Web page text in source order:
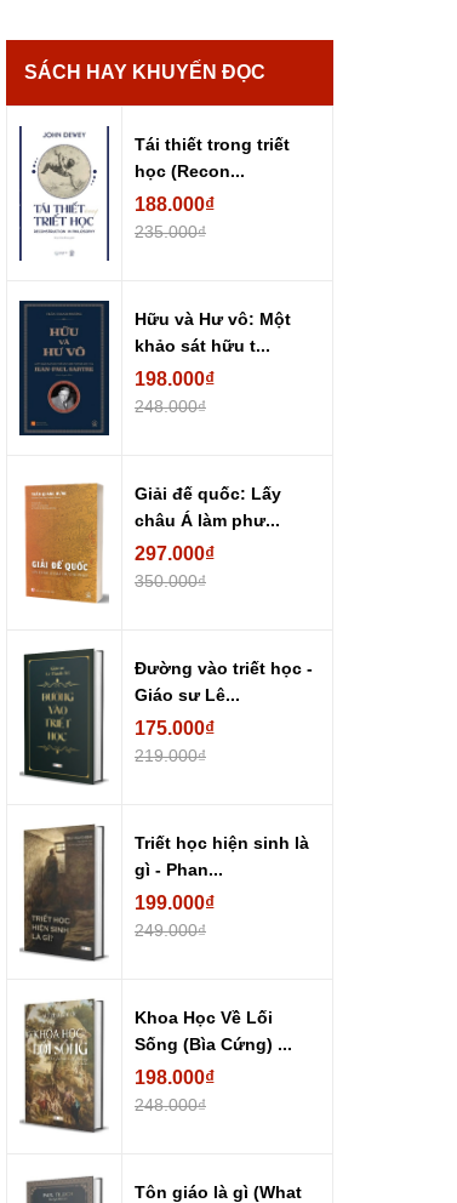
SÁCH HAY KHUYẾN ĐỌC
Tái thiết trong triết
học (Recon...
188.000₫
235.000₫
Hữu và Hư vô: Một
khảo sát hữu t...
198.000₫
248.000₫
Giải đế quốc: Lấy
châu Á làm phư...
297.000₫
350.000₫
Đường vào triết học -
Giáo sư Lê...
175.000₫
219.000₫
Triết học hiện sinh là
gì - Phan...
199.000₫
249.000₫
Khoa Học Về Lối
Sống (Bìa Cứng) ...
198.000₫
248.000₫
Tôn giáo là gì (What